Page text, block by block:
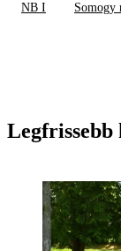
NB I Somogy
Legfrissebb